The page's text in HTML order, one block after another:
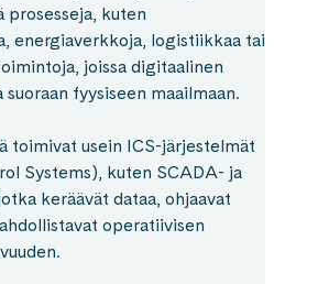
prosesseja, kuten
energiaverkkoja, logistiikkaa tai
joissa digitaalinen
suoraan fyysiseen maailmaan.
toimivat usein ICS-järjestelmät
Systems), kuten SCADA- ja
keräävät dataa, ohjaavat
operatiivisen